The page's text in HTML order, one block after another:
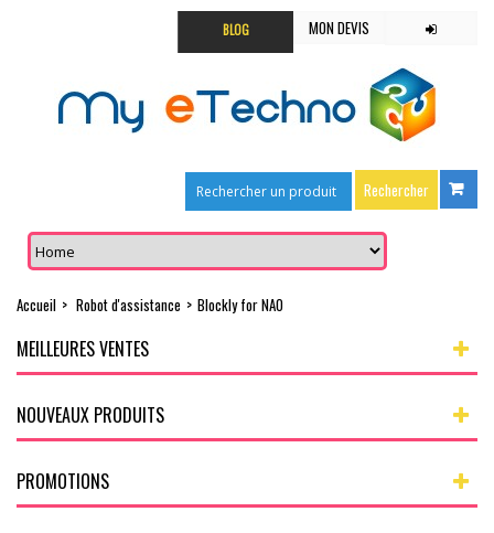
MON DEVIS
BLOG
Accueil > Robot d'assistance > Blockly for NAO
MEILLEURES VENTES
NOUVEAUX PRODUITS
PROMOTIONS